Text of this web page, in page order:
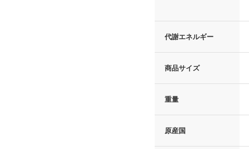
代謝エネルギー
商品サイズ
重量
原産国